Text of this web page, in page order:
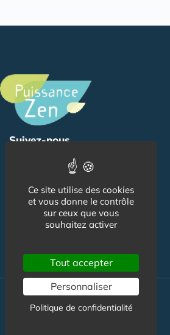
Suivez-nous
Contact
Publicité
Newsletter
Bien être
Ce site utilise des cookies
et vous donne le contrôle
sur ceux que vous
souhaitez activer
Tout accepter
Personnaliser
Politique de confidentialité